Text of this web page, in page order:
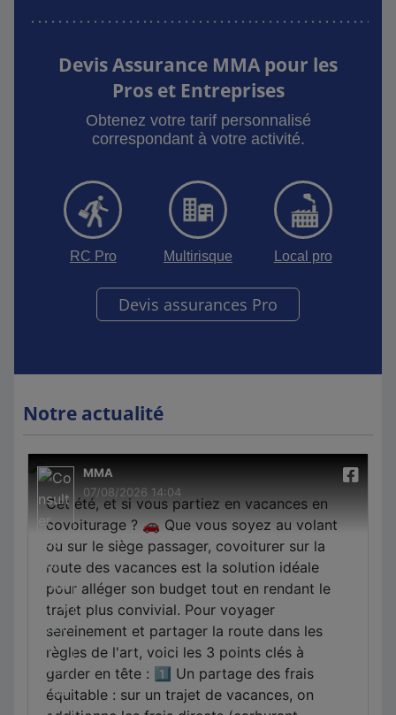
Devis Assurance MMA pour les
Pros et Entreprises
Obtenez votre tarif personnalisé
correspondant à votre activité.
RC Pro Multirisque Local pro
Devis assurances Pro
Notre actualité